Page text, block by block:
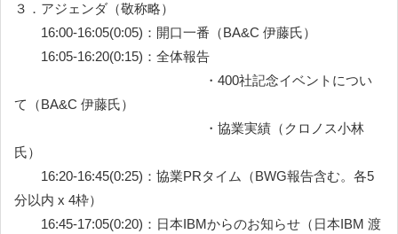
３．アジェンダ（敬称略）
16:00-16:05(0:05)：開口一番（BA&C 伊藤氏）
16:05-16:20(0:15)：全体報告
・400社記念イベントについ
て（BA&C 伊藤氏）
・協業実績（クロノス小林
氏）
16:20-16:45(0:25)：協業PRタイム（BWG報告含む。各5
分以内 x 4枠）
16:45-17:05(0:20)：日本IBMからのお知らせ（日本IBM 渡